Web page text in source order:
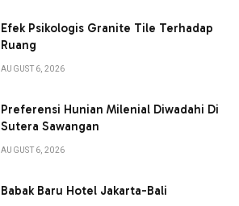
Efek Psikologis Granite Tile Terhadap
Ruang
AUGUST 6, 2026
Preferensi Hunian Milenial Diwadahi Di
Sutera Sawangan
AUGUST 6, 2026
Babak Baru Hotel Jakarta-Bali